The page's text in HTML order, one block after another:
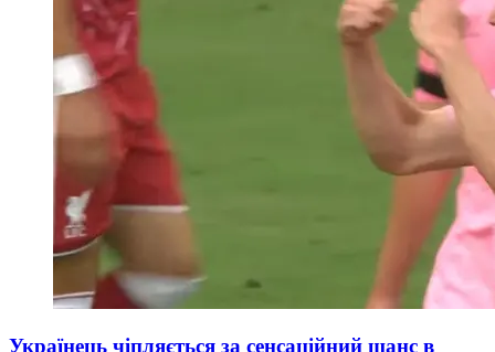
Українець чіпляється за сенсаційний шанс в